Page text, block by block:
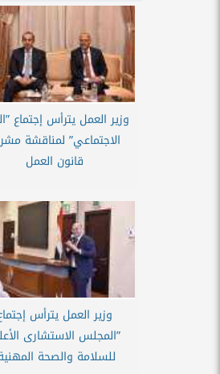
وزير العمل يترأس إجتماع
الاجتماعي” لمناقشة
قانون العمل
وزير العمل يترأس
”المجلس الاستشارى
للسلامة والصحة